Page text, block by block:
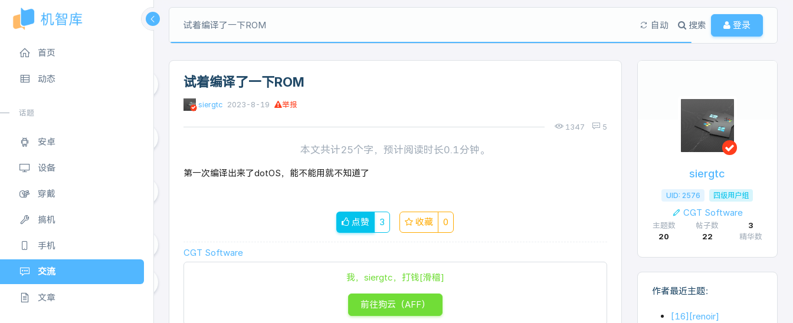
首页
动态
话题
安卓
设备
穿戴
搞机
手机
交流
文章
试着编译了一下ROM 自动 搜索 登录
试着编译了一下ROM
siergtc 2023-8-19 举报
1347 5
本文共计25个字，预计阅读时长0.1分钟。
第一次编译出来了dotOS，能不能用就不知道了
点赞 3 收藏 0
CGT Software
我，siergtc，打钱[滑稽]
前往狗云（AFF）
siergtc
UID: 2576 四级用户组
CGT Software
主题数
20
帖子数
22
3
精华数
作者最近主题：
[16][renoir]